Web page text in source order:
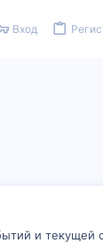
Вход
и текущей